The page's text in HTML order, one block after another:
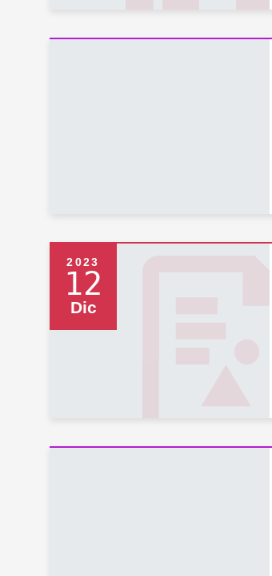
2023
12
Dic